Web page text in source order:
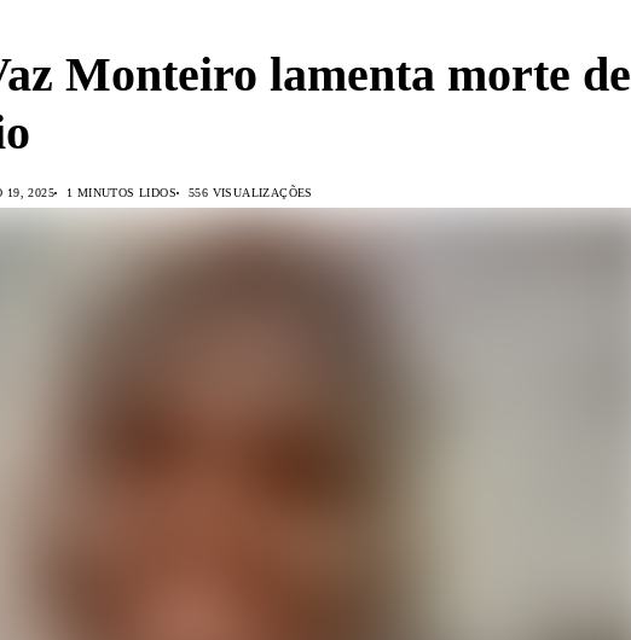
Monteiro lamenta morte de
19, 2025 1 MINUTOS LIDOS 556 VISUALIZAÇÕES